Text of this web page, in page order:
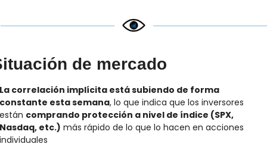
de mercado
correlación implícita está subiendo de forma
esta semana, lo que indica que los inversores
comprando protección a nivel de índice (SPX,
etc.) más rápido de lo que lo hacen en acciones